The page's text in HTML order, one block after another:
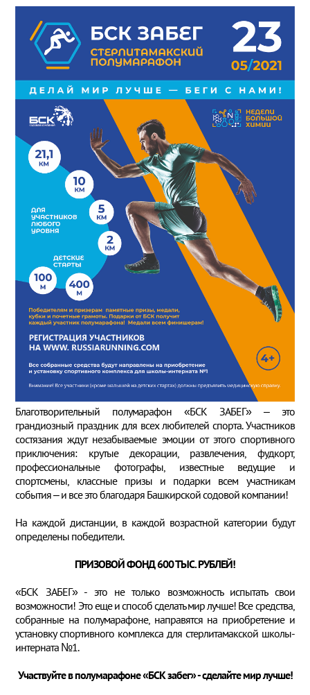
Благотворительный полумарафон «БСК ЗАБЕГ» – это
грандиозный праздник для всех любителей спорта. Участников
состязания ждут незабываемые эмоции от этого спортивного
приключения: крутые декорации, развлечения, фудкорт,
профессиональные фотографы, известные ведущие и
спортсмены, классные призы и подарки всем участникам
события – и все это благодаря Башкирской содовой компании!
На каждой дистанции, в каждой возрастной категории будут
определены победители.
ПРИЗОВОЙ ФОНД 600 ТЫС. РУБЛЕЙ!
«БСК ЗАБЕГ» - это не только возможность испытать свои
возможности! Это еще и способ сделать мир лучше! Все средства,
собранные на полумарафоне, направятся на приобретение и
установку спортивного комплекса для стерлитамакской школы-
интерната №1.
Участвуйте в полумарафоне «БСК забег» - сделайте мир лучше!